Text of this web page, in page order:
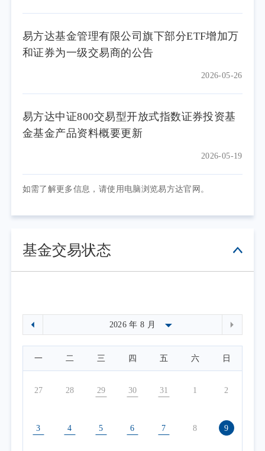
易方达基金管理有限公司旗下部分ETF增加万
和证券为一级交易商的公告
2026-05-26
易方达中证800交易型开放式指数证券投资基
金基金产品资料概要更新
2026-05-19
如需了解更多信息，请使用电脑浏览易方达官网。
基金交易状态
一 二 三 四 五 六 日
27 28 29 30 31 1 2
3 4 5 6 7 8 9